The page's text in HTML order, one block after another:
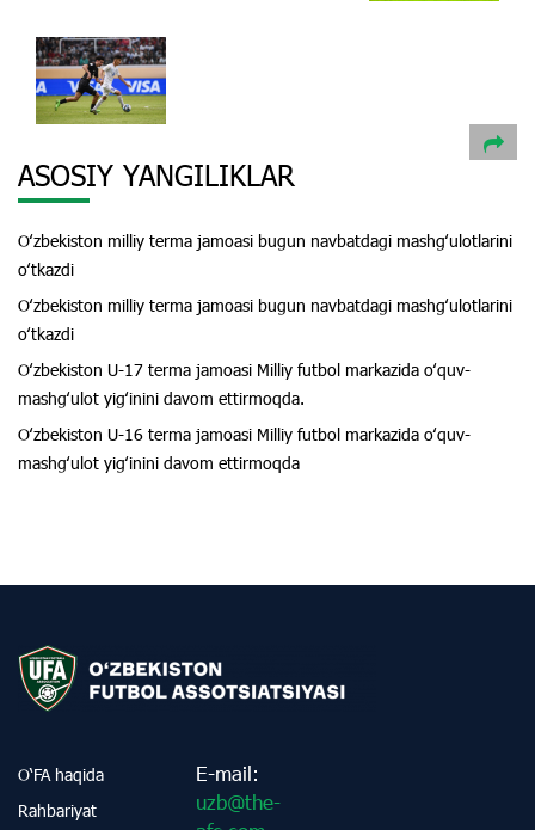
ASOSIY YANGILIKLAR
Oʻzbekiston milliy terma jamoasi bugun navbatdagi mashgʻulotlarini
oʻtkazdi
Oʻzbekiston milliy terma jamoasi bugun navbatdagi mashgʻulotlarini
oʻtkazdi
Oʻzbekiston U-17 terma jamoasi Milliy futbol markazida oʻquv-
mashgʻulot yigʻinini davom ettirmoqda.
Oʻzbekiston U-16 terma jamoasi Milliy futbol markazida oʻquv-
mashgʻulot yigʻinini davom ettirmoqda
O‘FA haqida
Rahbariyat
E-mail:
uzb@the-